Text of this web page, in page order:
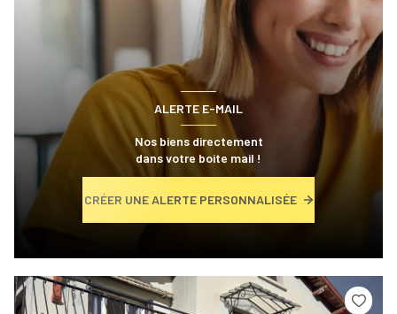
ALERTE E-MAIL
Nos biens directement
dans votre boite mail !
CRÉER UNE ALERTE PERSONNALISÉE